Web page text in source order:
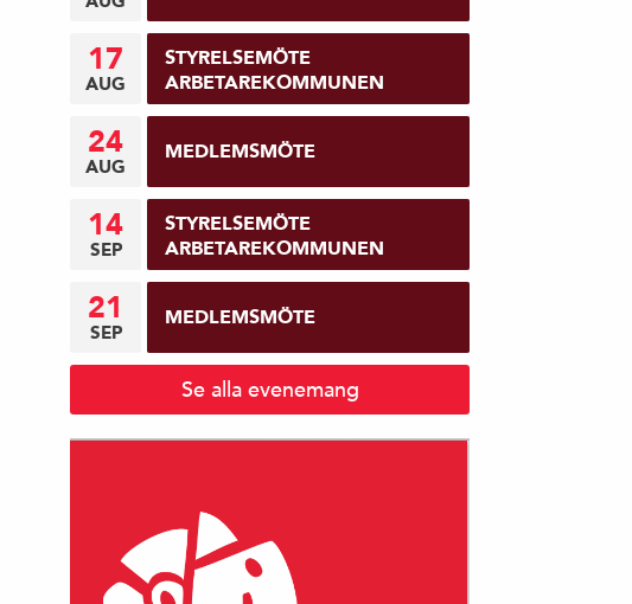
17
AUG
STYRELSEMÖTE
ARBETAREKOMMUNEN
24
AUG
MEDLEMSMÖTE
14
SEP
STYRELSEMÖTE
ARBETAREKOMMUNEN
21
SEP
MEDLEMSMÖTE
Se alla evenemang